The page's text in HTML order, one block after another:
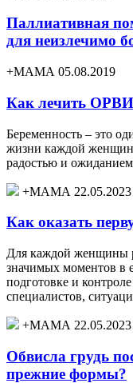
Паллиативная
для неизлечимо
+МАМА 05.08.2019
Как лечить ОРВИ
Беременность – это
жизни каждой
радостью и
+МАМА 22.05.2023
Как оказать
Для каждой женщины
значимых моментов в
подготовке и
специалистов,
+МАМА 22.05.2023
Обвисла грудь
прежние формы?